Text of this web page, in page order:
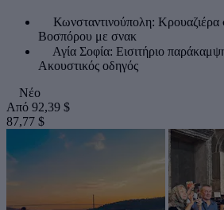
Κωνσταντινούπολη: Κρουαζιέρα
Βοσπόρου με σνακ
Αγία Σοφία: Εισιτήριο
Ακουστικός οδηγός
Νέο
Από 92,39 $
87,77 $